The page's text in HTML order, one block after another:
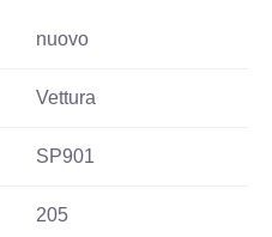
nuovo
Vettura
SP901
205